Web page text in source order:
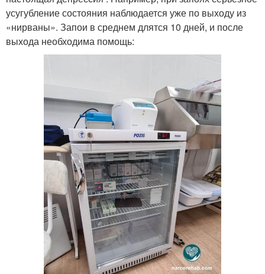
усугубление состояния наблюдается уже по выходу из
«нирваны». Запои в среднем длятся 10 дней, и после
выхода необходима помощь: